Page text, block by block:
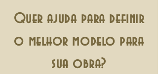
Quer ajuda para definir
o melhor modelo para
sua obra?